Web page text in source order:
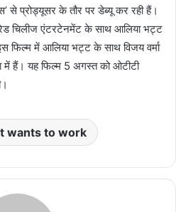
से प्रोड्यूसर के तौर पर डेब्यू कर रही हैं।
चिलीज एंटरटेनमेंट के साथ आलिया भट्ट
फिल्म में आलिया भट्ट के साथ विजय वर्मा
में हैं। यह फिल्म 5 अगस्त को ओटीटी
wants to work